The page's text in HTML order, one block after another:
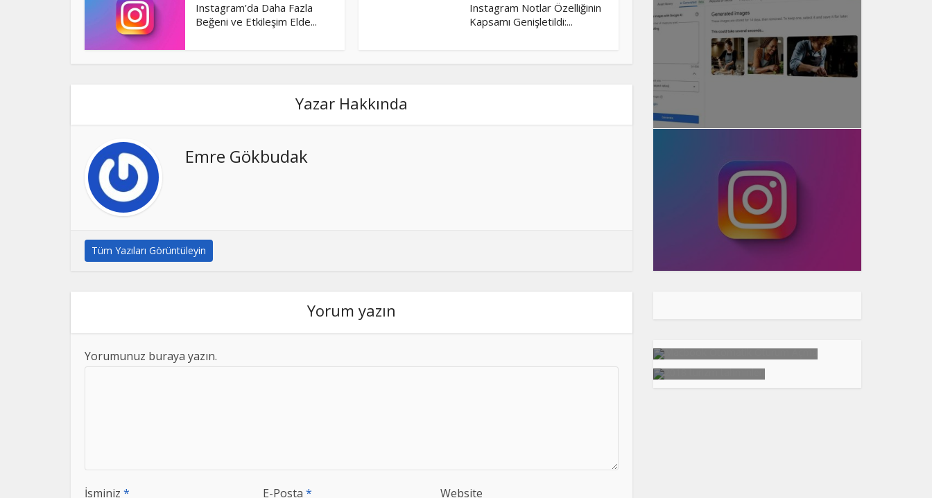
Instagram’da Daha Fazla
Beğeni ve Etkileşim Elde...
Instagram Notlar Özelliğinin
Kapsamı Genişletildi:...
Yazar Hakkında
Emre Gökbudak
Tüm Yazıları Görüntüleyin
Yorum yazın
Yorumunuz buraya yazın.
İsminiz * E-Posta * Website